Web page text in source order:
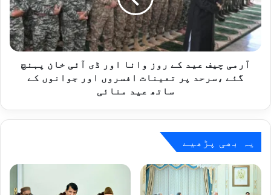
ہ
د
ء
ل
ن
ہ
ی
ف
ی
ا
ن
آرمی چیف عید کے روز وانا اور ڈی آئی خان پہنچ
گئے ،سرحد پر تعینات افسروں اور جوانوں کے
ساتھ عید منائی
یہ بھی پڑھیے